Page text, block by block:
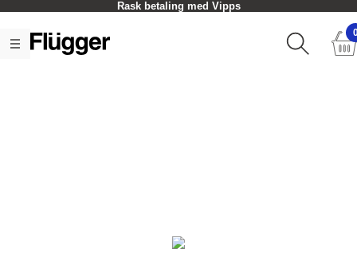
Rask betaling med Vipps